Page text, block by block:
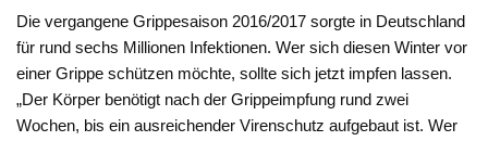
Die vergangene Grippesaison 2016/2017 sorgte in Deutschland
für rund sechs Millionen Infektionen. Wer sich diesen Winter vor
einer Grippe schützen möchte, sollte sich jetzt impfen lassen.
„Der Körper benötigt nach der Grippeimpfung rund zwei
Wochen, bis ein ausreichender Virenschutz aufgebaut ist. Wer